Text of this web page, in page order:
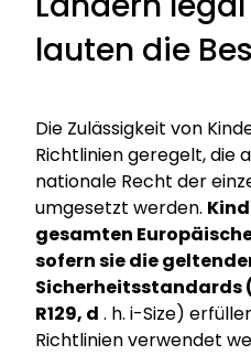
lauten die
Die Zulässigkeit von
Richtlinien geregelt, die
nationale Recht der
umgesetzt werden.
gesamten
sofern sie die
Sicherheitsstandards
R129, d . h. i-Size)
Richtlinien verwendet